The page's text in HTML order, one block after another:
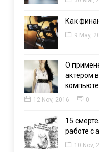
Как
9 May,
О
актером
12 Nov, 2016 0
15
работе с
10 Nov,